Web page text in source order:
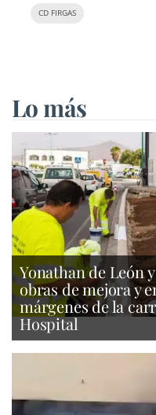
CD FIRGAS
Lo más
Yonathan de León
obras de mejora y
márgenes de la
Hospital